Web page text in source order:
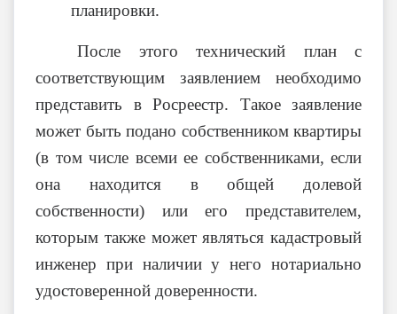
планировки.
После этого технический план с
соответствующим заявлением необходимо
представить в Росреестр. Такое заявление
может быть подано собственником квартиры
(в том числе всеми ее собственниками, если
она находится в общей долевой
собственности) или его представителем,
которым также может являться кадастровый
инженер при наличии у него нотариально
удостоверенной доверенности.